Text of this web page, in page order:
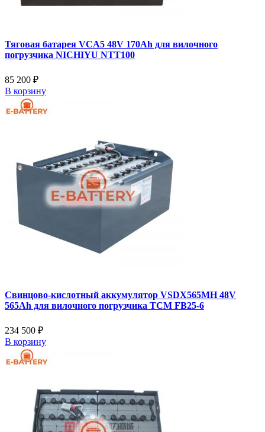
Тяговая батарея VCA5 48V 170Ah для вилочного
погрузчика NICHIYU NTT100
85 200 ₽
В корзину
Свинцово-кислотный аккумулятор VSDX565MH 48V
565Ah для вилочного погрузчика TCM FB25-6
234 500 ₽
В корзину